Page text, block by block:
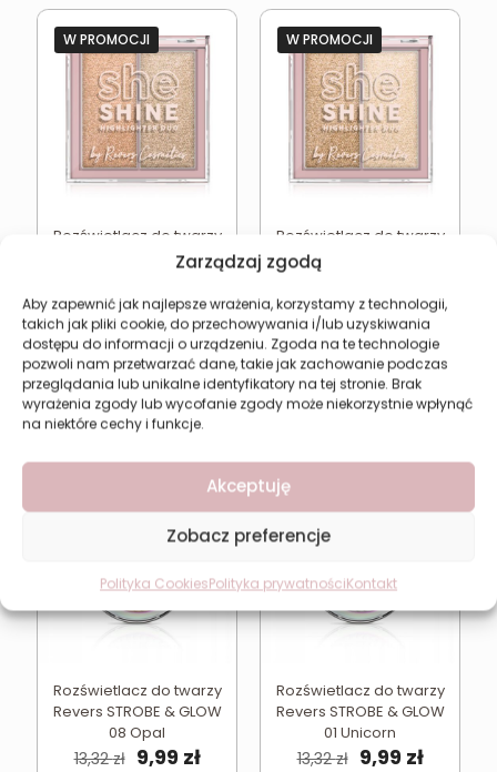
Zarządzaj zgodą
Aby zapewnić jak najlepsze wrażenia, korzystamy z technologii,
takich jak pliki cookie, do przechowywania i/lub uzyskiwania
dostępu do informacji o urządzeniu. Zgoda na te technologie
pozwoli nam przetwarzać dane, takie jak zachowanie podczas
przeglądania lub unikalne identyfikatory na tej stronie. Brak
wyrażenia zgody lub wycofanie zgody może niekorzystnie wpłynąć
na niektóre cechy i funkcje.
Akceptuję
Zobacz preferencje
Polityka CookiesPolityka prywatnościKontakt
W PROMOCJI
Rozświetlacz do twarzy
Revers SHE SHINE 03 Pink
26,99zł Pierwotna
cena
wynosiła:
26,99 zł.
19,99złAktualna
cena
wynosi:
19,99 zł.
Najniższa cena w ciągu
ostatnich 30 dni:19,99 zł
Dodaj do koszyka
W PROMOCJI
Rozświetlacz do twarzy
Revers SHE SHINE 04
26,99zł Pierwotna
cena
wynosiła:
26,99 zł.
19,99zł
cena
19,99
Najniższa cena w ciągu
ostatnich 30 dni:19,99 zł
Dodaj do koszyka
Rozświetlacz do twarzy
Revers STROBE & GLOW
08 Opal
13,32zł Pierwotna
9,99 złAktualna
W PROMOCJI
Rozświetlacz do twarzy
Revers STROBE & GLOW
01 Unicorn
13,32zł Pierwotna
9,99 zł